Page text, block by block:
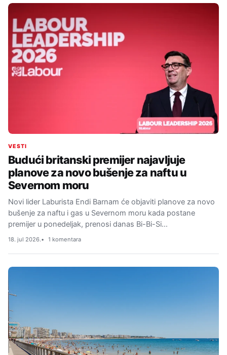
VESTI
Budući britanski premijer najavljuje
planove za novo bušenje za naftu u
Severnom moru
Novi lider Laburista Endi Barnam će objaviti planove za novo
bušenje za naftu i gas u Severnom moru kada postane
premijer u ponedeljak, prenosi danas Bi-Bi-Si…
18. jul 2026. 1 komentara